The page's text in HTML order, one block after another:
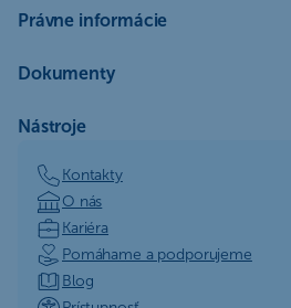
Právne informácie
Dokumenty
Nástroje
Kontakty
O nás
Kariéra
Pomáhame a podporujeme
Blog